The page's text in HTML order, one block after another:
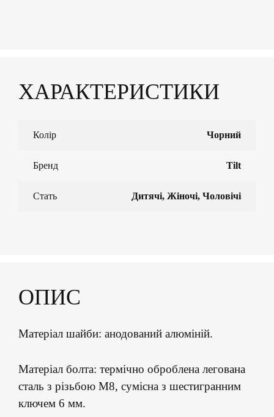
ХАРАКТЕРИСТИКИ
Колір Чорний
Бренд Tilt
Стать Дитячі, Жіночі, Чоловічі
ОПИС
Матеріал шайби: анодований алюміній.
Матеріал болта: термічно оброблена легована
сталь з різьбою M8, сумісна з шестигранним
ключем 6 мм.